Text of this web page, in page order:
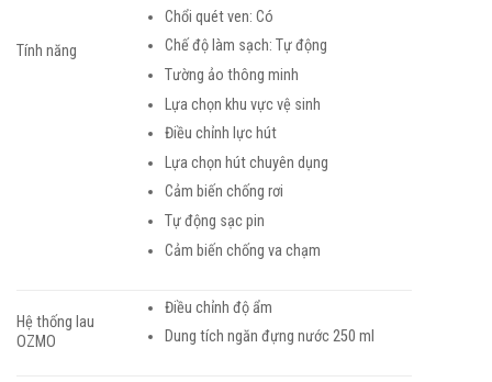
Tính năng
Chổi quét ven: Có
Chế độ làm sạch: Tự động
Tường ảo thông minh
Lựa chọn khu vực vệ sinh
Điều chỉnh lực hút
Lựa chọn hút chuyên dụng
Cảm biến chống rơi
Tự động sạc pin
Cảm biến chống va chạm
Hệ thống lau
OZMO
Điều chỉnh độ ẩm
Dung tích ngăn đựng nước 250 ml